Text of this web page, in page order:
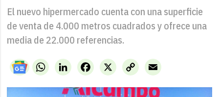
El nuevo hipermercado cuenta con una superficie
de venta de 4.000 metros cuadrados y ofrece una
media de 22.000 referencias.
WhatsAppLinkedIn X
Facebook
Copy
Link
Email